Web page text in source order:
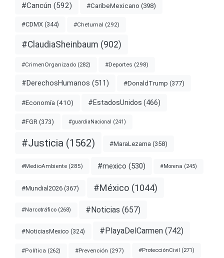
#Cancún (592) #CaribeMexicano (398)
#CDMX (344) #Chetumal (292)
#ClaudiaSheinbaum (902)
#CrimenOrganizado (282) #Deportes (298)
#DerechosHumanos (511) #DonaldTrump (377)
#Economía (410) #EstadosUnidos (466)
#FGR (373) #guardiaNacional (241)
#Justicia (1562) #MaraLezama (358)
#MedioAmbiente (285) #mexico (530) #Morena (245)
#Mundial2026 (367) #México (1044)
#Narcotráfico (268) #Noticias (657)
#NoticiasMexico (324) #PlayaDelCarmen (742)
#Política (262) #Prevención (297) #ProtecciónCivil (271)